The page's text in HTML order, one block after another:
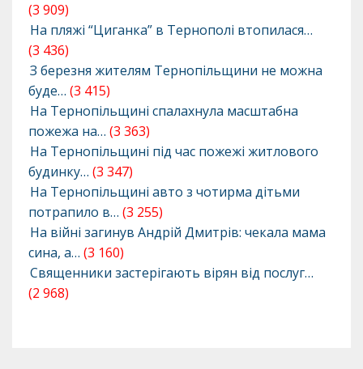
(3 909)
На пляжі “Циганка” в Тернополі втопилася…
(3 436)
З березня жителям Тернопільщини не можна
буде… (3 415)
На Тернопільщині спалахнула масштабна
пожежа на… (3 363)
На Тернопільщині під час пожежі житлового
будинку… (3 347)
На Тернопільщині авто з чотирма дітьми
потрапило в… (3 255)
На війні загинув Андрій Дмитрів: чекала мама
сина, а… (3 160)
Священники застерігають вірян від послуг…
(2 968)